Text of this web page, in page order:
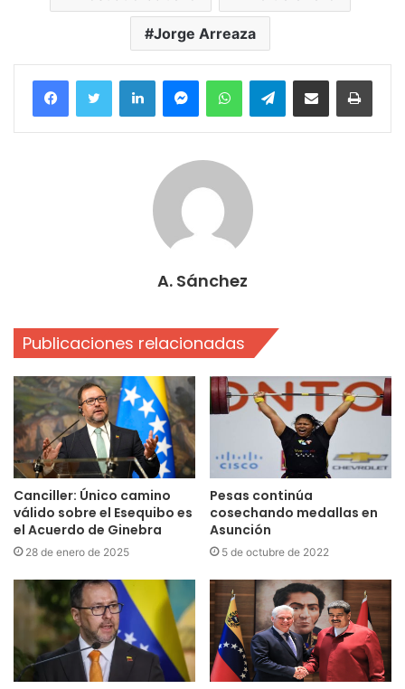
Jorge Arreaza
FacebookTwitter LinkedInMessengerWhatsAppTelegramCompartir por correo electrónico
A. Sánchez
Publicaciones relacionadas
Canciller: Único camino
válido sobre el Esequibo es
el Acuerdo de Ginebra
28 de enero de 2025
Pesas continúa
cosechando medallas en
Asunción
5 de octubre de 2022